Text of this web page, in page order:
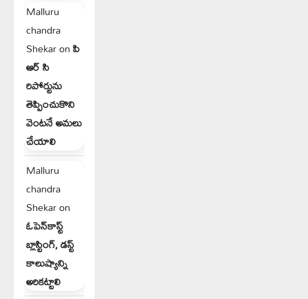
Malluru
chandra
Shekaronపి
ఆర్ సి
రిపోర్టును
తెప్పించుకొని
వెంటనే అమలు
చేయాలి
Malluru
chandra
Shekaron
ఓపెన్‌కాస్ట్
బ్లాస్టింగ్, డస్ట్
కాలుష్యాన్ని
అరికట్టాలి